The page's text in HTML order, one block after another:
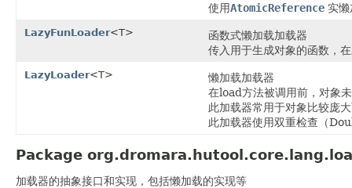
使用AtomicReference 实
LazyFunLoader<T>
函数式懒加载加载器
传入用于生成对象的函数，
LazyLoader<T>
懒加载加载器
在load方法被调用前，对象
此加载器常用于对象比较庞
此加载器使用双重检查（
Package
加载器的抽象接口和实现，包括懒加载的实现等